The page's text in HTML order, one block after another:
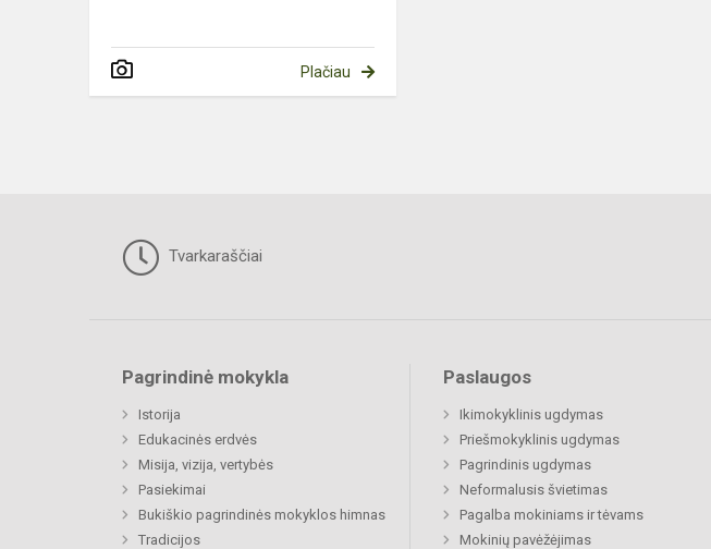
Plačiau
Tvarkaraščiai
Pagrindinė mokykla
Istorija
Edukacinės erdvės
Misija, vizija, vertybės
Pasiekimai
Bukiškio pagrindinės mokyklos himnas
Tradicijos
Paslaugos
Ikimokyklinis ugdymas
Priešmokyklinis ugdymas
Pagrindinis ugdymas
Neformalusis švietimas
Pagalba mokiniams ir tėvams
Mokinių pavėžėjimas